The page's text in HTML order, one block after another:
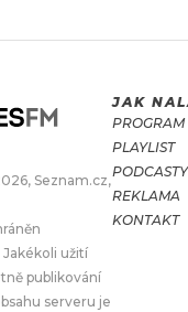
PLAYLIST
JAK NALADIT
Seznam.cz,
užití
publikování
serveru je
JAK
PROGRAM
PLAYLIST
PODCASTY
REKLAMA
KONTAKT